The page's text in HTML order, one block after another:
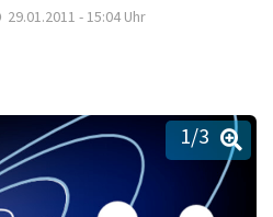
29.01.2011 - 15:04 Uhr
1/3